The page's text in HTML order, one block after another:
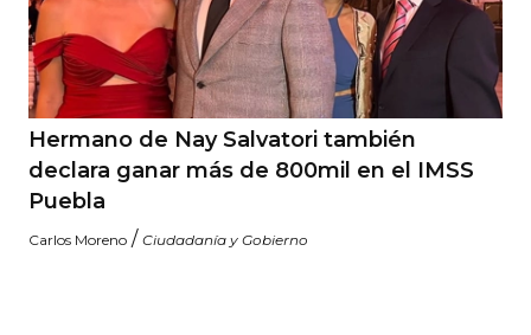
Hermano de Nay Salvatori también
declara ganar más de 800mil en el IMSS
Puebla
Carlos Moreno / Ciudadanía y Gobierno